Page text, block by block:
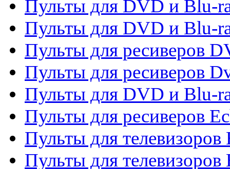
Пульты для DVD и Blu-
Пульты для DVD и Blu-
Пульты для ресиверов
Пульты для ресиверов
Пульты для DVD и Blu-
Пульты для ресиверов
Пульты для телевизоров
Пульты для телевизоров